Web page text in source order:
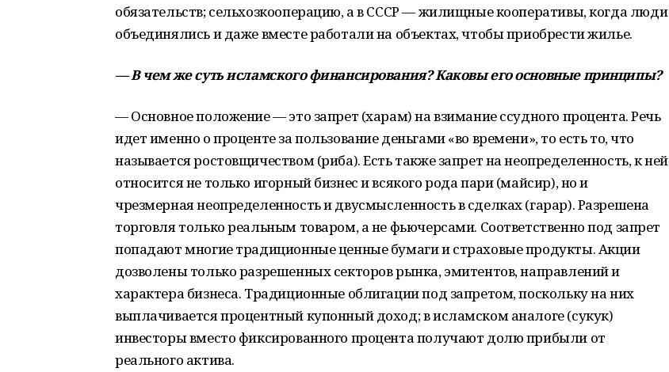
обязательств; сельхозкооперацию, а в СССР — жилищные кооперативы, когда люди
объединялись и даже вместе работали на объектах, чтобы приобрести жилье.
— В чем же суть исламского финансирования? Каковы его основные принципы?
— Основное положение — это запрет (харам) на взимание ссудного процента. Речь
идет именно о проценте за пользование деньгами «во времени», то есть то, что
называется ростовщичеством (риба). Есть также запрет на неопределенность, к ней
относится не только игорный бизнес и всякого рода пари (майсир), но и
чрезмерная неопределенность и двусмысленность в сделках (гарар). Разрешена
торговля только реальным товаром, а не фьючерсами. Соответственно под запрет
попадают многие традиционные ценные бумаги и страховые продукты. Акции
дозволены только разрешенных секторов рынка, эмитентов, направлений и
характера бизнеса. Традиционные облигации под запретом, поскольку на них
выплачивается процентный купонный доход; в исламском аналоге (сукук)
инвесторы вместо фиксированного процента получают долю прибыли от
реального актива.